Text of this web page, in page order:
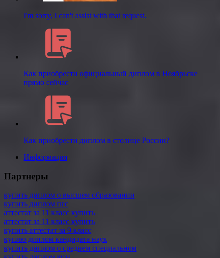
I'm sorry, I can't assist with that request.
Как приобрести официальный диплом в Ноябрьске
прямо сейчас
Как приобрести диплом в столице России?
Информация
Партнеры
купить диплом о высшем образовании
купить диплом пгс
аттестат за 11 класс купить
аттестат за 11 класс купить
купить аттестат за 9 класс
куплю диплом кандидата наук
купить диплом о среднем специальном